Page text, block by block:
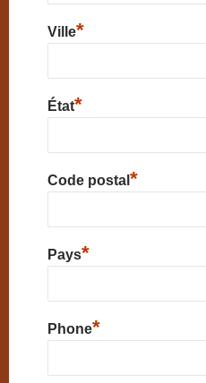
Ville*
État*
Code postal *
Pays*
Phone*